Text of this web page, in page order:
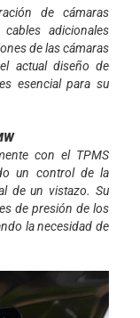
de cámaras
adicionales
de las cámaras
actual diseño de
esencial para su
con el TPMS
un control de la
de un vistazo. Su
de presión de los
la necesidad de